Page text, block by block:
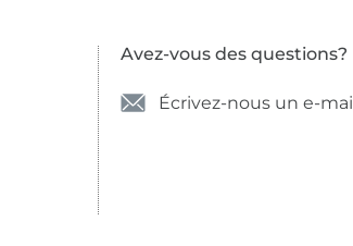
Avez-vous des questions?
Écrivez-nous un e-mail